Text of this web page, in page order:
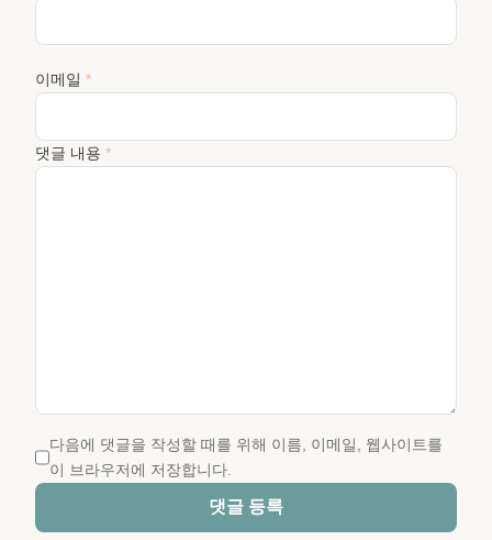
이메일 *
댓글 내용 *
다음에 댓글을 작성할 때를 위해 이름, 이메일, 웹사이트를
이 브라우저에 저장합니다.
댓글 등록